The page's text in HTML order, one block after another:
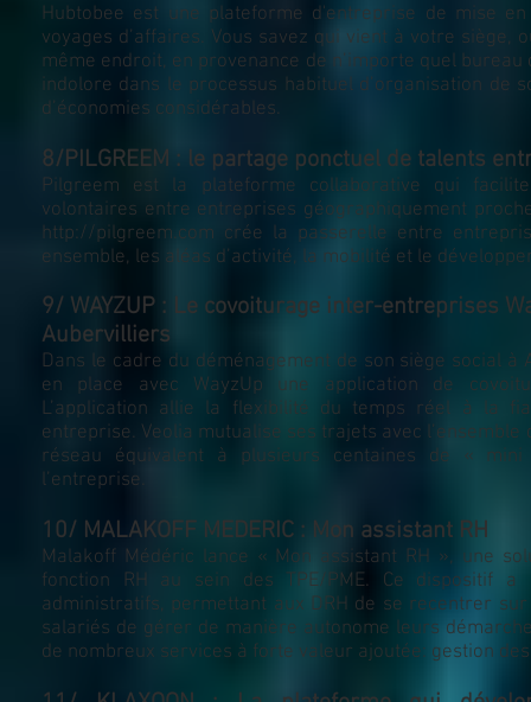
Hubtobee est une plateforme d'entreprise de mise
voyages d’affaires. Vous savez qui vient à votre siège,
même endroit, en provenance de n’importe quel
indolore dans le processus habituel d’organisation de
d’économies considérables.
8/PILGREEM : le partage ponctuel de talents
Pilgreem est la plateforme collaborative qui
volontaires entre entreprises géographiquement
http://pilgreem.com crée la passerelle entre
ensemble, les aléas d’activité, la mobilité et le
9/ WAYZUP : Le covoiturage inter-entreprises
Aubervilliers
Dans le cadre du déménagement de son siège social
en place avec WayzUp une application de
L’application allie la flexibilité du temps réel à la
entreprise. Veolia mutualise ses trajets avec
réseau équivalent à plusieurs centaines de «
l’entreprise.
10/ MALAKOFF MEDERIC : Mon assistant RH
Malakoff Médéric lance « Mon assistant RH », une
fonction RH au sein des TPE/PME. Ce dispositif
administratifs, permettant aux DRH de se recentrer
salariés de gérer de manière autonome leurs
de nombreux services à forte valeur ajoutée: gestion